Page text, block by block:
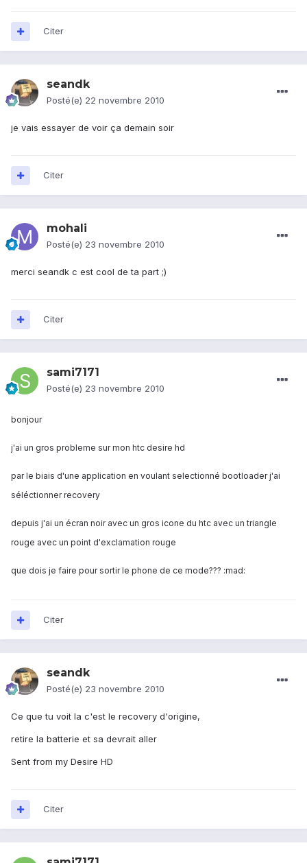
Citer
seandk
Posté(e) 22 novembre 2010
je vais essayer de voir ça demain soir
Citer
mohali
Posté(e) 23 novembre 2010
merci seandk c est cool de ta part ;)
Citer
sami7171
Posté(e) 23 novembre 2010
bonjour
j'ai un gros probleme sur mon htc desire hd
par le biais d'une application en voulant selectionné bootloader j'ai
séléctionner recovery
depuis j'ai un écran noir avec un gros icone du htc avec un triangle
rouge avec un point d'exclamation rouge
que dois je faire pour sortir le phone de ce mode??? :mad:
Citer
seandk
Posté(e) 23 novembre 2010
Ce que tu voit la c'est le recovery d'origine,
retire la batterie et sa devrait aller
Sent from my Desire HD
Citer